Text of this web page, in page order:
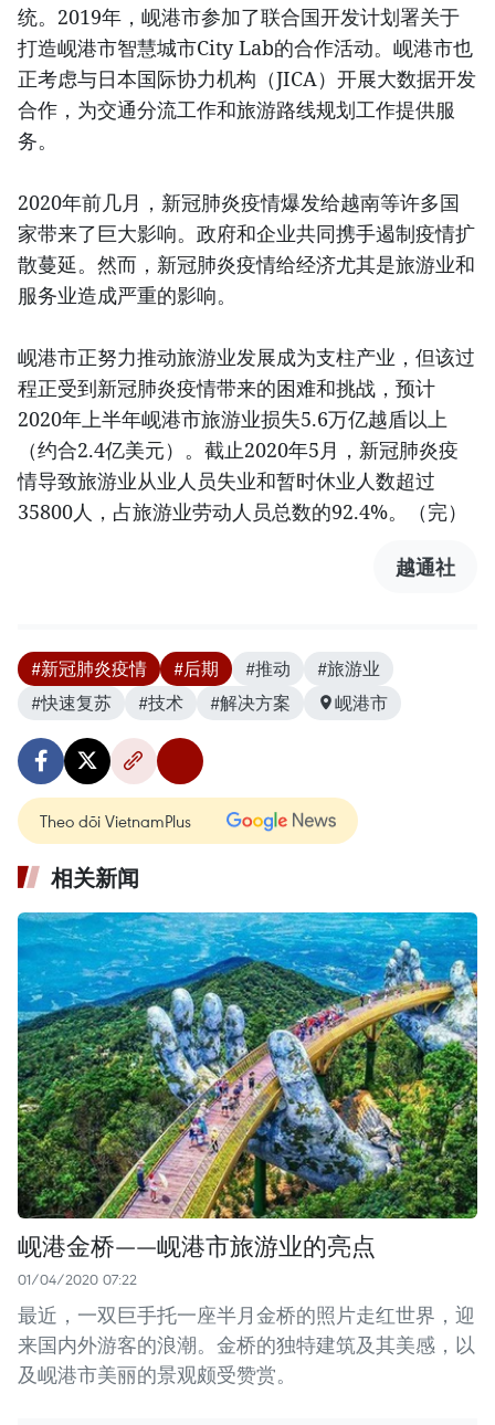
统。2019年，岘港市参加了联合国开发计划署关于
打造岘港市智慧城市City Lab的合作活动。岘港市也
正考虑与日本国际协力机构（JICA）开展大数据开发
合作，为交通分流工作和旅游路线规划工作提供服
务。
2020年前几月，新冠肺炎疫情爆发给越南等许多国
家带来了巨大影响。政府和企业共同携手遏制疫情扩
散蔓延。然而，新冠肺炎疫情给经济尤其是旅游业和
服务业造成严重的影响。
岘港市正努力推动旅游业发展成为支柱产业，但该过
程正受到新冠肺炎疫情带来的困难和挑战，预计
2020年上半年岘港市旅游业损失5.6万亿越盾以上
（约合2.4亿美元）。截止2020年5月，新冠肺炎疫
情导致旅游业从业人员失业和暂时休业人数超过
35800人，占旅游业劳动人员总数的92.4%。（完）
越通社
#新冠肺炎疫情 #后期 #推动
#旅游业
#快速复苏
#技术 #解决方案 岘港市
Theo dõi VietnamPlus
相关新闻
岘港金桥——岘港市旅游业的亮点
01/04/2020 07:22
最近，一双巨手托一座半月金桥的照片走红世界，迎
来国内外游客的浪潮。金桥的独特建筑及其美感，以
及岘港市美丽的景观颇受赞赏。